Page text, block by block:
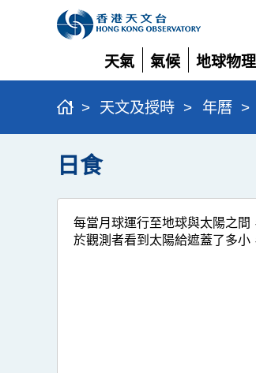
天氣
展
開
氣候
展
開
地球物理
展
開
> 天文及授時 > 年曆 >
日食
每當月球運行至地球與太陽之
於觀測者看到太陽給遮蓋了多小